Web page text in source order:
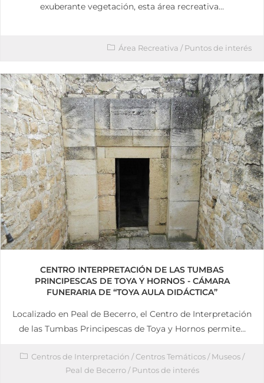
exuberante vegetación, esta área recreativa…
Área Recreativa /Puntos de interés
CENTRO INTERPRETACIÓN DE LAS TUMBAS
PRINCIPESCAS DE TOYA Y HORNOS - CÁMARA
FUNERARIA DE “TOYA AULA DIDÁCTICA”
Localizado en Peal de Becerro, el Centro de Interpretación
de las Tumbas Principescas de Toya y Hornos permite…
Centros de Interpretación /Centros Temáticos/Museos/
Peal de Becerro/Puntos de interés